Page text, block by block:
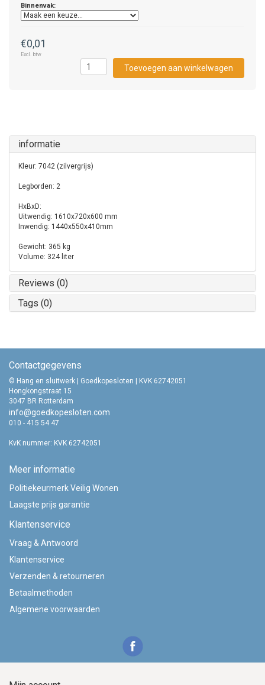
Binnenvak:
€0,01
Excl. btw
Toevoegen aan winkelwagen
informatie
Kleur: 7042 (zilvergrijs)
Legborden: 2
HxBxD:
Uitwendig: 1610x720x600 mm
Inwendig: 1440x550x410mm
Gewicht: 365 kg
Volume: 324 liter
Reviews (0)
Tags (0)
Contactgegevens
© Hang en sluitwerk | Goedkopesloten | KVK 62742051
Hongkongstraat 15
3047 BR Rotterdam
info@goedkopesloten.com
010 - 415 54 47
KvK nummer: KVK 62742051
Meer informatie
Politiekeurmerk Veilig Wonen
Laagste prijs garantie
Klantenservice
Vraag & Antwoord
Klantenservice
Verzenden & retourneren
Betaalmethoden
Algemene voorwaarden